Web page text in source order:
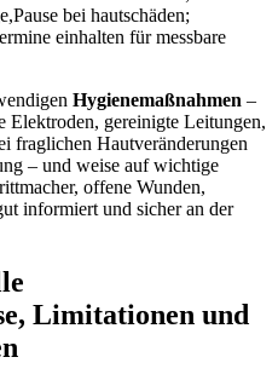
bei hautschäden;
einhalten⁤ für messbare
Hygienemaßnahmen –
Elektroden, ‍gereinigte ‌Leitungen,
fraglichen Hautveränderungen
– und weise ⁢auf wichtige
offene ⁣Wunden,
informiert ⁢und sicher an der
Limitationen‍ und